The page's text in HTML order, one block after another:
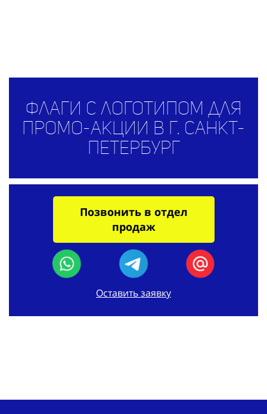
Флаги с логотипом для
промо-акции в г. Санкт-
Петербург
Позвонить в отдел
продаж
Оставить заявку